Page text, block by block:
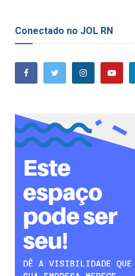
Conectado no JOL RN